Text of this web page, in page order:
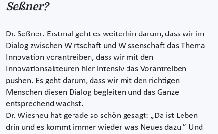
Seßner?
Dr. Seßner: Erstmal geht es weiterhin darum, dass wir im
Dialog zwischen Wirtschaft und Wissenschaft das Thema
Innovation vorantreiben, dass wir mit den
Innovationsakteuren hier intensiv das Vorantreiben
pushen. Es geht darum, dass wir mit den richtigen
Menschen diesen Dialog begleiten und das Ganze
entsprechend wächst.
Dr. Wiesheu hat gerade so schön gesagt: „Da ist Leben
drin und es kommt immer wieder was Neues dazu.“ Und